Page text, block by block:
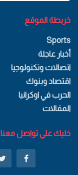
خريطة الموقع
Sports
أخبار عاجلة
اتصالات وتكنولوجيا
اقتصاد وبنوك
الحرب في اوكرانيا
المقالات
خليك علي تواصل معنا